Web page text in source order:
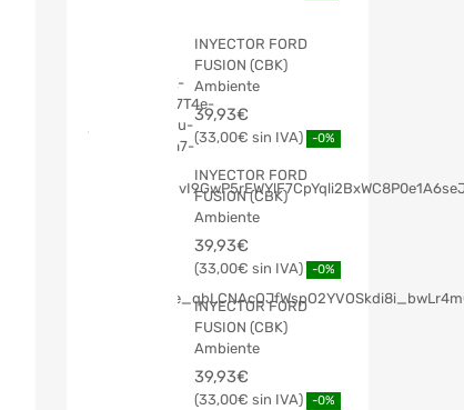
INYECTOR FORD
FUSION (CBK)
Ambiente
39,93€
33,00€ -0%
INYECTOR FORD
FUSION (CBK)
Ambiente
39,93€
33,00€ -0%
INYECTOR FORD
FUSION (CBK)
Ambiente
39,93€
33,00€ -0%